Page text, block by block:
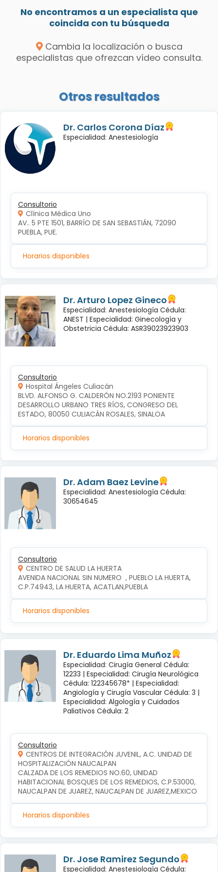
No encontramos a un especialista que
coincida con tu búsqueda
Cambia la localización o busca
especialistas que ofrezcan vídeo consulta.
Otros resultados
Dr. Carlos Corona Díaz
Especialidad: Anestesiología
Consultorio
Clínica Médica Uno
AV.. 5 PTE 1501, BARRÍO DE SAN SEBASTIÁN, 72090
PUEBLA, PUE.
Horarios disponibles
Dr. Arturo Lopez Gineco
Especialidad: Anestesiología Cédula:
ANEST | Especialidad: Ginecología y
Obstetricia Cédula: ASR39023923903
Consultorio
Hospital Ángeles Culiacán
BLVD. ALFONSO G. CALDERÓN NO.2193 PONIENTE
DESARROLLO URBANO TRES RÍOS, CONGRESO DEL
ESTADO, 80050 CULIACÁN ROSALES, SINALOA
Horarios disponibles
Dr. Adam Baez Levine
Especialidad: Anestesiología Cédula:
30654645
Consultorio
CENTRO DE SALUD LA HUERTA
AVENIDA NACIONAL SIN NUMERO  , PUEBLO LA HUERTA,
C.P.74943, LA HUERTA, ACATLAN,PUEBLA
Horarios disponibles
Dr. Eduardo Lima Muñoz
Especialidad: Cirugía General Cédula:
12233 | Especialidad: Cirugía Neurológica
Cédula: 122345678* | Especialidad:
Angiología y Cirugía Vascular Cédula: 3 |
Especialidad: Algología y Cuidados
Paliativos Cédula: 2
Consultorio
CENTROS DE INTEGRACIÓN JUVENIL, A.C. UNIDAD DE
HOSPITALIZACIÓN NAUCALPAN
CALZADA DE LOS REMEDIOS NO.60, UNIDAD
HABITACIONAL BOSQUES DE LOS REMEDIOS, C.P.53000,
NAUCALPAN DE JUAREZ, NAUCALPAN DE JUAREZ,MEXICO
Horarios disponibles
Dr. Jose Ramirez Segundo
Especialidad: Anestesiología Cédula: